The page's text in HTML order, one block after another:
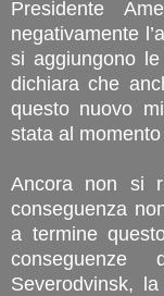
Presidente
negativamente
si aggiungono
dichiara che
questo nuovo
stata al
Ancora non si
conseguenza
a termine
conseguenze
Severodvinsk,